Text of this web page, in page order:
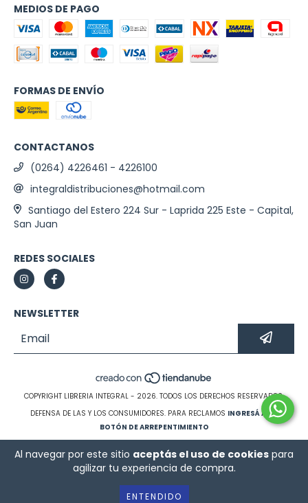
Al navegar por este sitio aceptás el uso de cookies para
agilizar tu experiencia de compra.
ENTENDIDO
MEDIOS DE PAGO
FORMAS DE ENVÍO
CONTACTANOS
(0264) 4226461 - 4226100
integraldistribuciones@hotmail.com
Santiago del Estero 224 Sur - Laprida 225 Este - Capital,
San Juan
REDES SOCIALES
NEWSLETTER
COPYRIGHT LIBRERIA INTEGRAL - 2026. TODOS LOS DERECHOS RESERVADOS.
DEFENSA DE LAS Y LOS CONSUMIDORES. PARA RECLAMOS INGRESÁ ACÁ.
BOTÓN DE ARREPENTIMIENTO